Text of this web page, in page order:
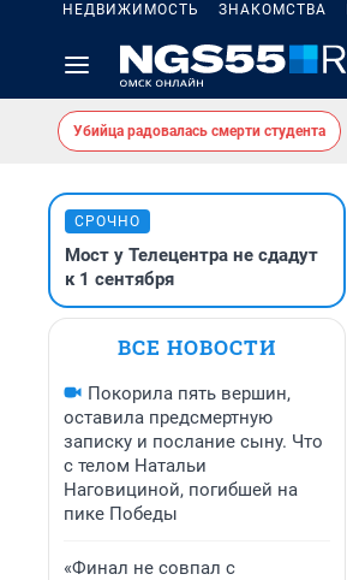
НЕДВИЖИМОСТЬ ЗНАКОМСТВА
Убийца радовалась смерти студента
СРОЧНО
Мост у Телецентра не сдадут
к 1 сентября
ВСЕ НОВОСТИ
Покорила пять вершин,
оставила предсмертную
записку и послание сыну. Что
с телом Натальи
Наговициной, погибшей на
пике Победы
«Финал не совпал с